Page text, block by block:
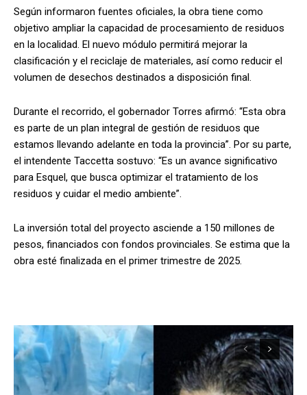
Según informaron fuentes oficiales, la obra tiene como
objetivo ampliar la capacidad de procesamiento de residuos
en la localidad. El nuevo módulo permitirá mejorar la
clasificación y el reciclaje de materiales, así como reducir el
volumen de desechos destinados a disposición final.
Durante el recorrido, el gobernador Torres afirmó: “Esta obra
es parte de un plan integral de gestión de residuos que
estamos llevando adelante en toda la provincia”. Por su parte,
el intendente Taccetta sostuvo: “Es un avance significativo
para Esquel, que busca optimizar el tratamiento de los
residuos y cuidar el medio ambiente”.
La inversión total del proyecto asciende a 150 millones de
pesos, financiados con fondos provinciales. Se estima que la
obra esté finalizada en el primer trimestre de 2025.